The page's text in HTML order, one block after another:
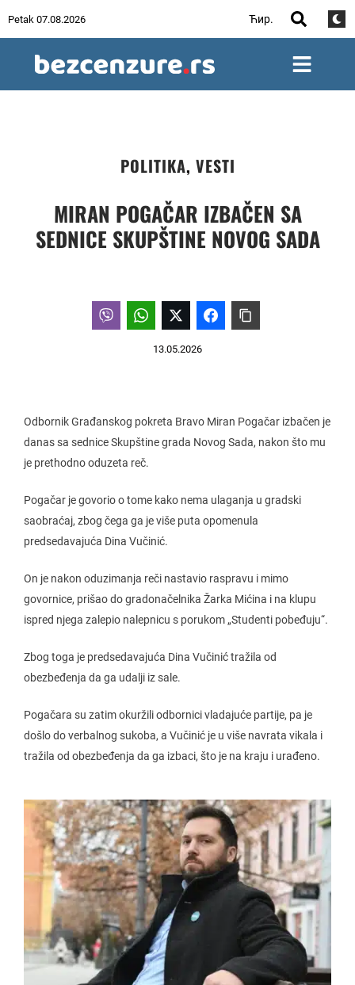
Petak 07.08.2026 Ћир.
POLITIKA, VESTI
MIRAN POGAČAR IZBAČEN SA
SEDNICE SKUPŠTINE NOVOG SADA
13.05.2026
Odbornik Građanskog pokreta Bravo Miran Pogačar izbačen je
danas sa sednice Skupštine grada Novog Sada, nakon što mu
je prethodno oduzeta reč.
Pogačar je govorio o tome kako nema ulaganja u gradski
saobraćaj, zbog čega ga je više puta opomenula
predsedavajuća Dina Vučinić.
On je nakon oduzimanja reči nastavio raspravu i mimo
govornice, prišao do gradonačelnika Žarka Mićina i na klupu
ispred njega zalepio nalepnicu s porukom „Studenti pobeđuju“.
Zbog toga je predsedavajuća Dina Vučinić tražila od
obezbeđenja da ga udalji iz sale.
Pogačara su zatim okuržili odbornici vladajuće partije, pa je
došlo do verbalnog sukoba, a Vučinić je u više navrata vikala i
tražila od obezbeđenja da ga izbaci, što je na kraju i urađeno.